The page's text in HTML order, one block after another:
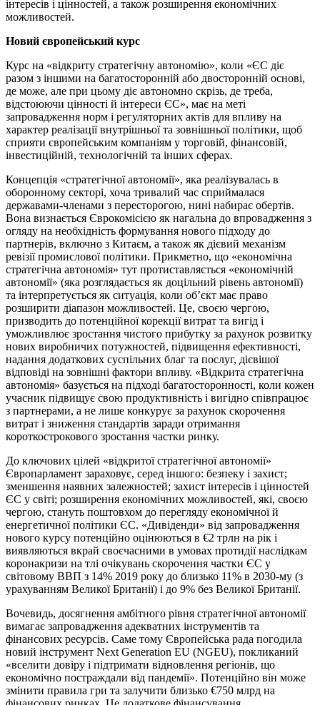
інтересів і цінностей, а також розширення економічних
можливостей.
Новий європейський курс
Курс на «відкриту стратегічну автономію», коли «ЄС діє
разом з іншими на багатосторонній або двосторонній основі,
де може, але при цьому діє автономно скрізь, де треба,
відстоюючи цінності й інтереси ЄС», має на меті
запровадження норм і регуляторних актів для впливу на
характер реалізації внутрішньої та зовнішньої політики, щоб
сприяти європейським компаніям у торговій, фінансовій,
інвестиційній, технологічній та інших сферах.
Концепція «стратегічної автономії», яка реалізувалась в
оборонному секторі, хоча тривалий час сприймалася
державами-членами з пересторогою, нині набирає обертів.
Вона визнається Єврокомісією як нагальна до впровадження з
огляду на необхідність формування нового підходу до
партнерів, включно з Китаєм, а також як дієвий механізм
ревізії промислової політики. Прикметно, що «економічна
стратегічна автономія» тут протиставляється «економічній
автономії» (яка розглядається як доцільний рівень автономії)
та інтерпретується як ситуація, коли об’єкт має право
розширити діапазон можливостей. Це, своєю чергою,
призводить до потенційної корекції витрат та вигід і
уможливлює зростання чистого прибутку за рахунок розвитку
нових виробничих потужностей, підвищення ефективності,
надання додаткових суспільних благ та послуг, дієвішої
відповіді на зовнішні фактори впливу. «Відкрита стратегічна
автономія» базується на підході багатосторонності, коли кожен
учасник підвищує свою продуктивність і вигідно співпрацює
з партнерами, а не лише конкурує за рахунок скорочення
витрат і зниження стандартів заради отримання
короткострокового зростання частки ринку.
До ключових цілей «відкритої стратегічної автономії»
Європарламент зараховує, серед іншого: безпеку і захист;
зменшення наявних залежностей; захист інтересів і цінностей
ЄС у світі; розширення економічних можливостей, які, своєю
чергою, стануть поштовхом до перегляду економічної й
енергетичної політики ЄС. «Дивіденди» від запровадження
нового курсу потенційно оцінюються в €2 трлн на рік і
виявляються вкрай своєчасними в умовах протидії наслідкам
коронакризи на тлі очікувань скорочення частки ЄС у
світовому ВВП з 14% 2019 року до близько 11% в 2030-му (з
урахуванням Великої Британії) і до 9% без Великої Британії.
Вочевидь, досягнення амбітного рівня стратегічної автономії
вимагає запровадження адекватних інструментів та
фінансових ресурсів. Саме тому Європейська рада погодила
новий інструмент Next Generation EU (NGEU), покликаний
«вселити довіру і підтримати відновлення регіонів, що
економічно постраждали від пандемії». Потенційно він може
змінити правила гри та залучити близько €750 млрд на